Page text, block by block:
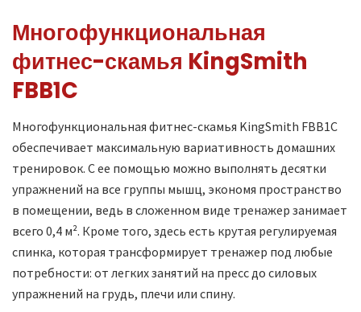
Многофункциональная
фитнес-скамья KingSmith
FBB1C
Многофункциональная фитнес-скамья KingSmith FBB1C
обеспечивает максимальную вариативность домашних
тренировок. С ее помощью можно выполнять десятки
упражнений на все группы мышц, экономя пространство
в помещении, ведь в сложенном виде тренажер занимает
всего 0,4 м². Кроме того, здесь есть крутая регулируемая
спинка, которая трансформирует тренажер под любые
потребности: от легких занятий на пресс до силовых
упражнений на грудь, плечи или спину.